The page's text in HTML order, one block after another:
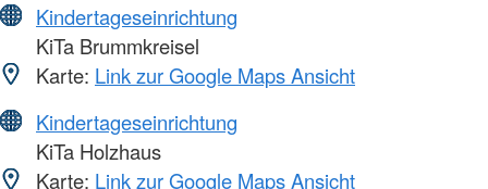
Kindertageseinrichtung
KiTa Brummkreisel
Karte: Link zur Google Maps Ansicht
Kindertageseinrichtung
KiTa Holzhaus
Karte: Link zur Google Maps Ansicht